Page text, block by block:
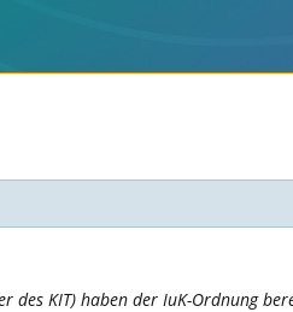
KIT) haben der IuK-Ordnung